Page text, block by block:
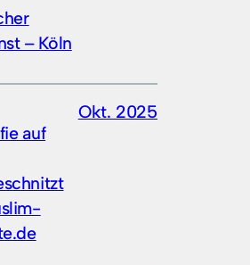
– Köln
auf
Okt. 2025